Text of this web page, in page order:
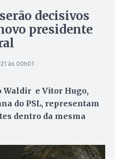
decisivos
presidente
às 00h01
Waldir e Vitor Hugo,
do PSL, representam
dentro da mesma